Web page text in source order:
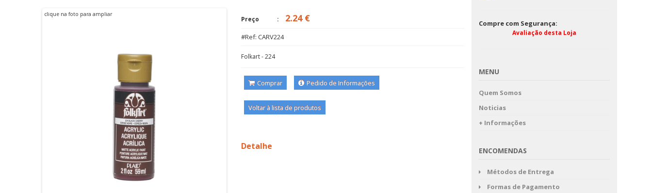
clique na foto para ampliar
Preço 2.24 €
#Ref: CARV224
Folkart - 224
Comprar Pedido de Informações
Voltar à lista de produtos
Detalhe
Compre com Segurança:
Avaliação desta Loja
MENU
Quem Somos
Noticias
+ Informações
ENCOMENDAS
Métodos de Entrega
Formas de Pagamento